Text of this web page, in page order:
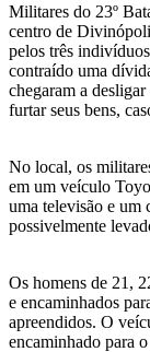
Militares do 23º
centro de
pelos três
contraído uma
chegaram a
furtar seus bens,
No local, os
em um veículo
uma televisão e um
possivelmente
Os homens de 21,
e encaminhados
apreendidos. O
encaminhado para